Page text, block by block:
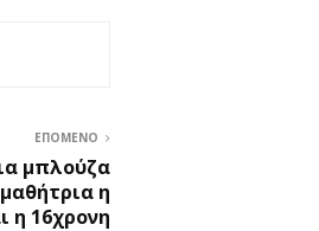
ΕΠΌΜΕΝΟ
μπλούζα
η
η 16χρονη